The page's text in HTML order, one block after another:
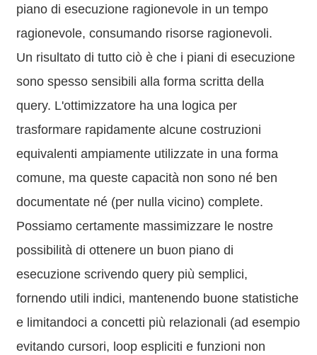
piano di esecuzione ragionevole in un tempo
ragionevole, consumando risorse ragionevoli.
Un risultato di tutto ciò è che i piani di esecuzione
sono spesso sensibili alla forma scritta della
query. L'ottimizzatore ha una logica per
trasformare rapidamente alcune costruzioni
equivalenti ampiamente utilizzate in una forma
comune, ma queste capacità non sono né ben
documentate né (per nulla vicino) complete.
Possiamo certamente massimizzare le nostre
possibilità di ottenere un buon piano di
esecuzione scrivendo query più semplici,
fornendo utili indici, mantenendo buone statistiche
e limitandoci a concetti più relazionali (ad esempio
evitando cursori, loop espliciti e funzioni non